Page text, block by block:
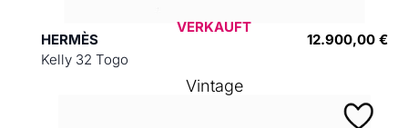
HERMÈS
Kelly 32 Togo
12.900,00 €
VERKAUFT
Vintage